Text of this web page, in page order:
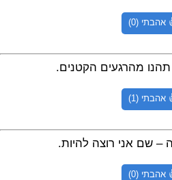
אהבתי (0)
מהרגעים הקטנים.
אהבתי (1)
שם אני רוצה להיות.
אהבתי (0)